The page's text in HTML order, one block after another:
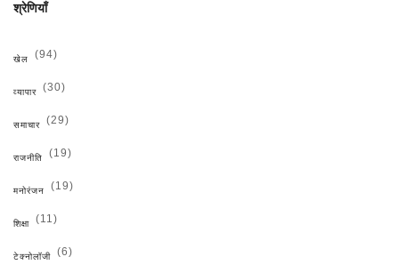
श्रेणियाँ
खेल (94)
व्यापार (30)
समाचार (29)
राजनीति (19)
मनोरंजन (19)
शिक्षा (11)
टेक्नोलॉजी (6)